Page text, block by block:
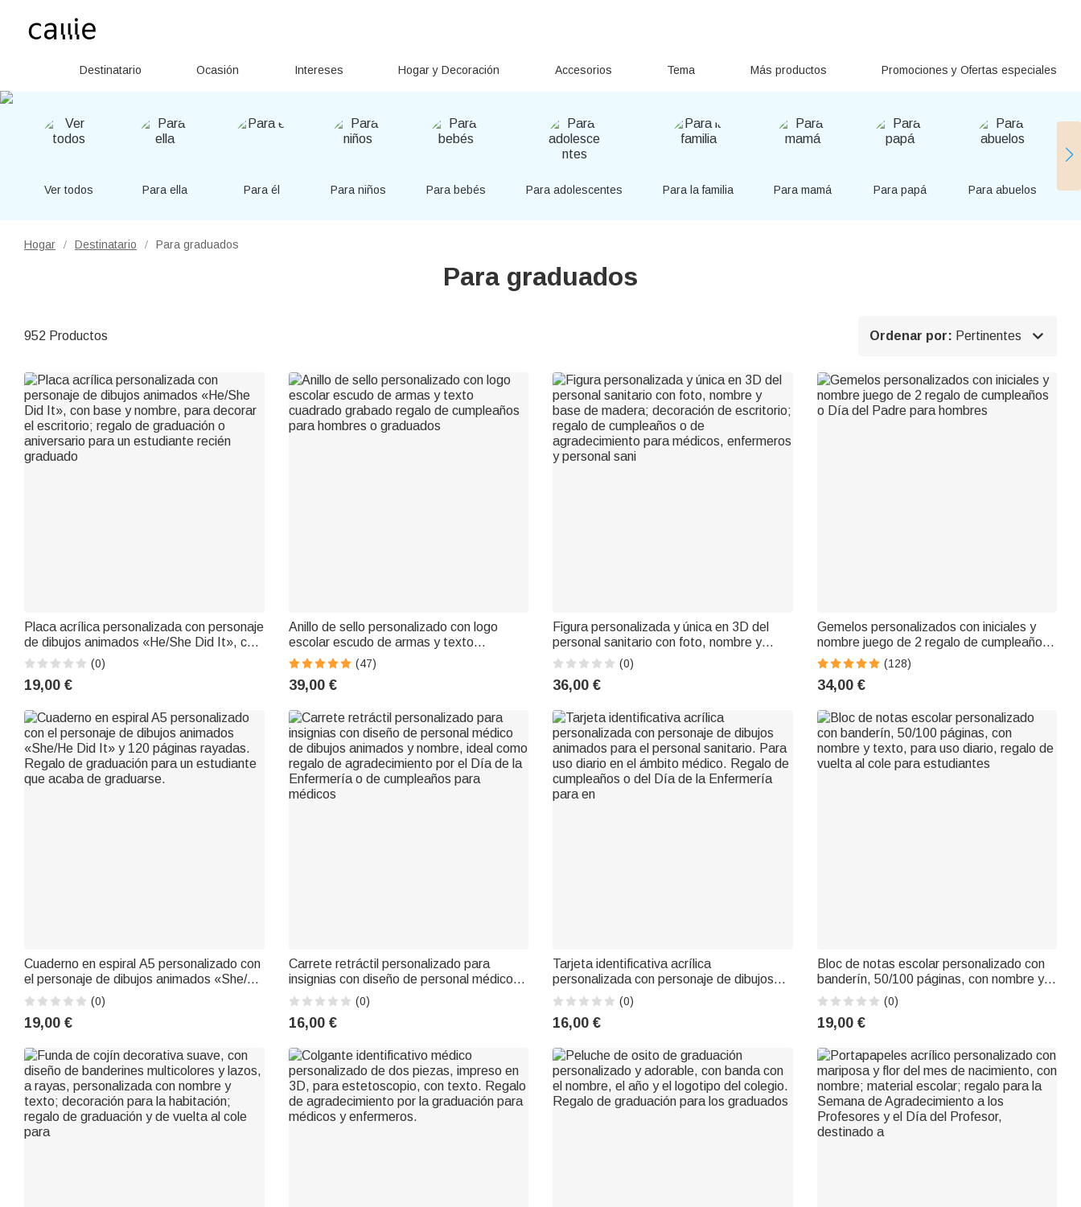
Destinatario Ocasión Intereses Hogar y Decoración Accesorios Tema Más productos Promociones y Ofertas especiales
Ver todos Para ella Para él Para niños Para bebés Para adolescentes Para la familia Para mamá Para papá Para abuelos
Hogar / Destinatario / Para graduados
Para graduados
952 Productos Ordenar por: Pertinentes 
Placa acrílica personalizada con personaje
de dibujos animados «He/She Did It», con
base y nombre, para decorar el escritorio;
regalo de graduación o aniversario para un
estudiante recién graduado
(0)
19,00 €
Anillo de sello personalizado con logo
escolar escudo de armas y texto
cuadrado grabado regalo de cumpleaños
para hombres o graduados
(47)
39,00 €
Figura personalizada y única en 3D del
personal sanitario con foto, nombre y
base de madera; decoración de escritorio;
regalo de cumpleaños o de
agradecimiento para médicos, enfermeros
(0)
36,00 €
Gemelos personalizados con iniciales y
nombre juego de 2 regalo de cumpleaños
o Día del Padre para hombres
(128)
34,00 €
Cuaderno en espiral A5 personalizado con
el personaje de dibujos animados «She/He
Did It» y 120 páginas rayadas. Regalo de
graduación para un estudiante que acaba
de graduarse.
(0)
19,00 €
Carrete retráctil personalizado para
insignias con diseño de personal médico
de dibujos animados y nombre, ideal como
regalo de agradecimiento por el Día de la
Enfermería o de cumpleaños para
(0)
16,00 €
Tarjeta identificativa acrílica
personalizada con personaje de dibujos
animados para el personal sanitario. Para
uso diario en el ámbito médico. Regalo de
cumpleaños o del Día de la Enfermería
(0)
16,00 €
Bloc de notas escolar personalizado con
banderín, 50/100 páginas, con nombre y
texto, para uso diario, regalo de vuelta al
cole para estudiantes
(0)
19,00 €